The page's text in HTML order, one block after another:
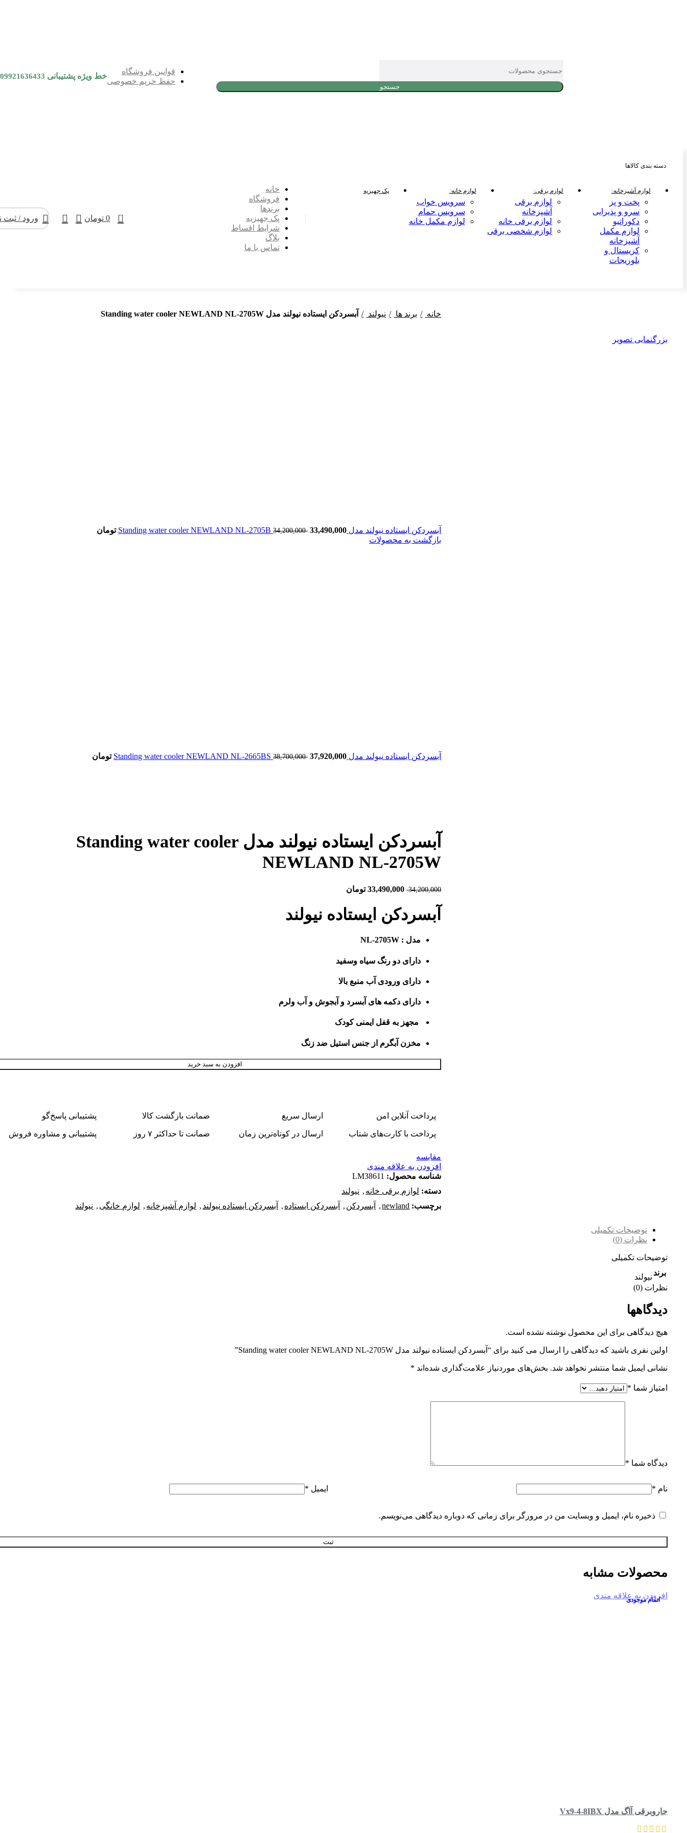
جستجو
قوانین فروشگاه
حفظ حریم خصوصی
خط ویژه پشتیبانی 09921636433
دسته بندی کالاها
لوازم آشپزخانه
پخت و پز
سرو و پذیرایی
دکوراتیو
لوازم مکمل
آشپزخانه
کریستال و
بلوریجات
لوازم برقی
لوازم برقی
آشپزخانه
لوازم برقی خانه
لوازم شخصی برقی
لوازم خانه
سرویس خواب
سرویس حمام
لوازم مکمل خانه
پک جهیزیه
خانه
فروشگاه
برندها
پک جهیزیه
شرایط اقساط
بلاگ
تماس با ما
0
0 تومان ورود / ثبت
بزرگنمایی تصویر
خانه برند ها نیولند آبسردکن ایستاده نیولند مدل Standing water cooler NEWLAND NL-2705W
آبسردکن ایستاده نیولند مدل Standing water cooler NEWLAND NL-2705B 34,200,000 33,490,000
تومان
بازگشت به محصولات
آبسردکن ایستاده نیولند مدل Standing water cooler NEWLAND NL-2665BS 38,700,000 37,920,000 تومان
آبسردکن ایستاده نیولند مدل Standing water cooler
NEWLAND NL-2705W
34,200,000
33,490,000 تومان
آبسردکن ایستاده نیولند
مدل : NL-2705W
دارای دو رنگ سیاه وسفید
دارای ورودی آب منبع بالا
دارای دکمه های آبسرد و آبجوش و آب ولرم
مجهز به قفل ایمنی کودک
مخزن آبگرم از جنس استیل ضد زنگ
افزودن به سبد خرید
پرداخت آنلاین امن
پرداخت با کارت‌های شتاب
ارسال سریع
ارسال در کوتاه‌ترین زمان
ضمانت بازگشت کالا
ضمانت تا حداکثر ۷ روز
پشتیبانی پاسخ‌گو
پشتیبانی و مشاوره فروش
مقایسه
افزودن به علاقه مندی
شناسه محصول: LM38611
دسته: لوازم برقی خانه , نیولند
برچسب: newland
, آبسردکن , آبسردکن ایستاده , آبسردکن ایستاده نیولند , لوازم آشپزخانه , لوازم خانگی , نیولند
توضیحات تکمیلی
نظرات (0)
توضیحات تکمیلی
برند نیولند
نظرات (0)
دیدگاهها
هیچ دیدگاهی برای این محصول نوشته نشده است.
اولین نفری باشید که دیدگاهی را ارسال می کنید برای “آبسردکن ایستاده نیولند مدل Standing water cooler NEWLAND NL-2705W”
نشانی ایمیل شما منتشر نخواهد شد. بخش‌های موردنیاز علامت‌گذاری شده‌اند *
امتیاز شما *
دیدگاه شما *
نام * ایمیل *
ذخیره نام، ایمیل و وبسایت من در مرورگر برای زمانی که دوباره دیدگاهی می‌نویسم.
محصولات مشابه
اتمام موجودی
افزودن به علاقه مندی
جاروبرقی آاگ مدل Vx9-4-8IBX